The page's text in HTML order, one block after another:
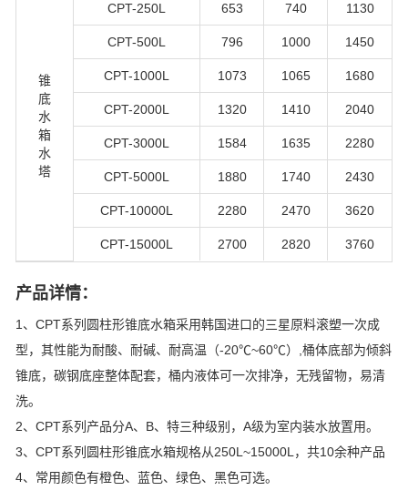
锥
底
水
箱
水
塔
CPT-250L 653 740 1130
CPT-500L 796 1000 1450
CPT-1000L 1073 1065 1680
CPT-2000L 1320 1410 2040
CPT-3000L 1584 1635 2280
CPT-5000L 1880 1740 2430
CPT-10000L 2280 2470 3620
CPT-15000L 2700 2820 3760
产品详情：
1、CPT系列圆柱形锥底水箱采用韩国进口的三星原料滚塑一次成
型，其性能为耐酸、耐碱、耐高温（-20℃~60℃）,桶体底部为倾斜
锥底，碳钢底座整体配套，桶内液体可一次排净，无残留物，易清
洗。
2、CPT系列产品分A、B、特三种级别，A级为室内装水放置用。
3、CPT系列圆柱形锥底水箱规格从250L~15000L，共10余种产品
4、常用颜色有橙色、蓝色、绿色、黑色可选。